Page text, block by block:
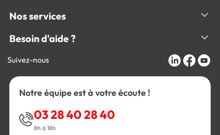
Nos services
Besoin d'aide ?
Suivez-nous
Notre équipe est à votre écoute !
03 28 40 28 40
8h à 18h